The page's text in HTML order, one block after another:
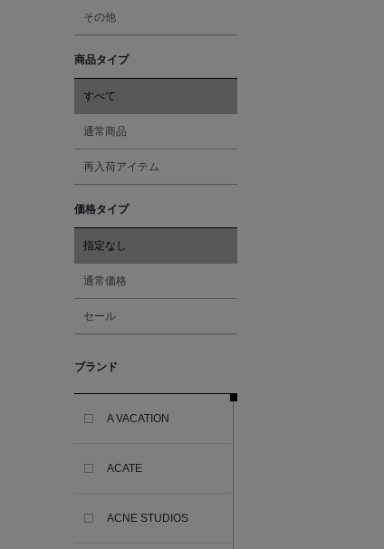
その他
商品タイプ
すべて
通常商品
再入荷アイテム
価格タイプ
指定なし
通常価格
セール
ブランド
A VACATION
ACATE
ACNE STUDIOS